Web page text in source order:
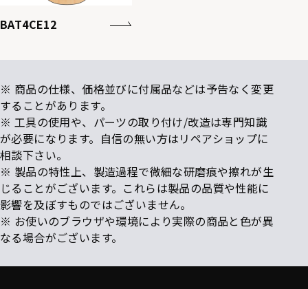
BAT4CE12
※ 商品の仕様、価格並びに付属品などは予告なく変更
することがあります。
※ 工具の使用や、パーツの取り付け/改造は専門知識
が必要になります。自信の無い方はリペアショップに
相談下さい。
※ 製品の特性上、製造過程で微細な研磨痕や擦れが生
じることがございます。これらは製品の品質や性能に
影響を及ぼすものではございません。
※ お使いのブラウザや環境により実際の商品と色が異
なる場合がございます。